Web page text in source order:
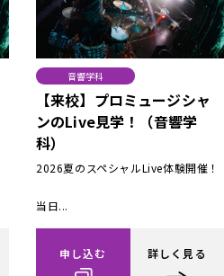
音響学科
【来校】プロミュージシャ
ンのLive見学！（音響学
科）
2026夏のスペシャルLive体験開催！
当日...
申し込む 詳しく見る